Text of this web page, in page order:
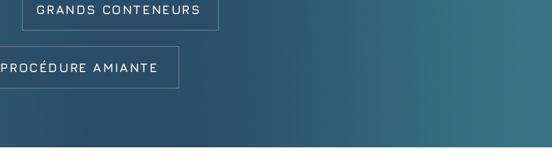
GRANDS CONTENEURS
PROCÉDURE AMIANTE